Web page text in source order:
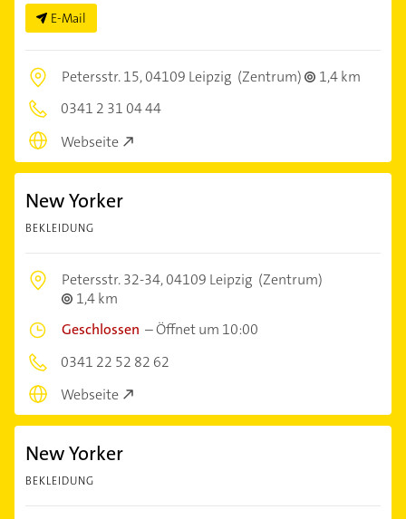
E-Mail
Petersstr. 15,04109 Leipzig (Zentrum)
1,4 km
0341 2 31 04 44
Webseite
New Yorker
BEKLEIDUNG
Petersstr. 32-34,04109 Leipzig (Zentrum)
1,4 km
Geschlossen –Öffnet um 10:00
0341 22 52 82 62
Webseite
New Yorker
BEKLEIDUNG